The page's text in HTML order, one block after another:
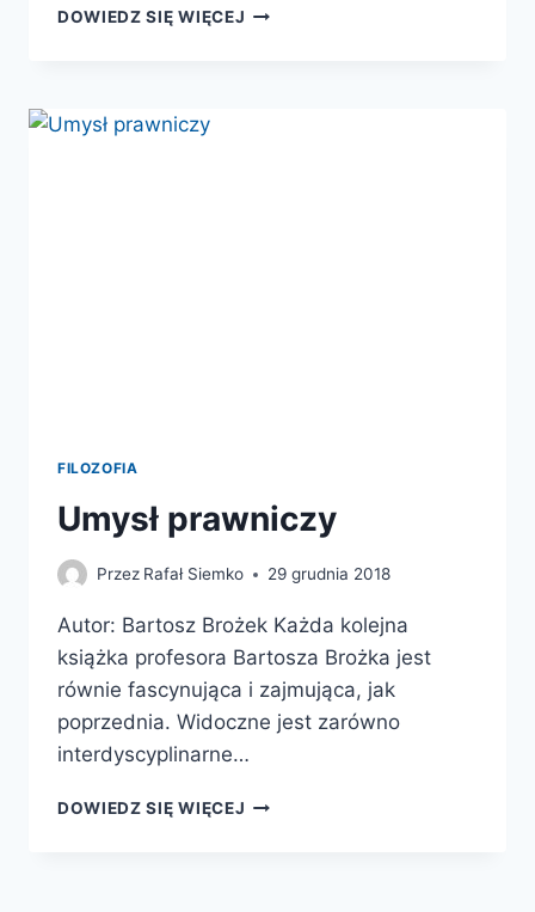
DOWIEDZ SIĘ WIĘCEJ NIESKOŃCZENIE
FILOZOFIA
Umysł prawniczy
Przez Rafał Siemko 29 grudnia 2018
Autor: Bartosz Brożek Każda kolejna
książka profesora Bartosza Brożka jest
równie fascynująca i zajmująca, jak
poprzednia. Widoczne jest zarówno
interdyscyplinarne…
DOWIEDZ SIĘ WIĘCEJ UMYSŁ